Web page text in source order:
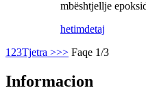
mbështjellje
hetimdetaj
1 23Tjetra >>> Faqe 1/3
Informacion